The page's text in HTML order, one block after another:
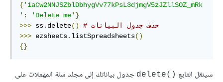
{'1aCw2NNJSZblDbhygVv77kPsL3djmgV5zJZllSOZ_mRk
' : 'Delete me' }
>>> ss. delete()
# حذف جدول البيانات
>>> ezsheets. listSpreadsheets()
{}
سينقل التابع delete()‎ جدول بياناتك إلى مجلد سلة المهملات على